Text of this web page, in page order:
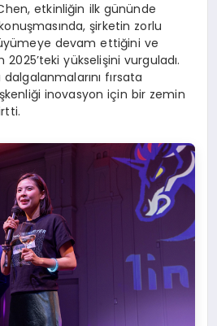
etkinliğin ilk gününde
şirketin zorlu
devam ettiğini ve
2025’teki yükselişini vurguladı.
fırsata
inovasyon için bir zemin